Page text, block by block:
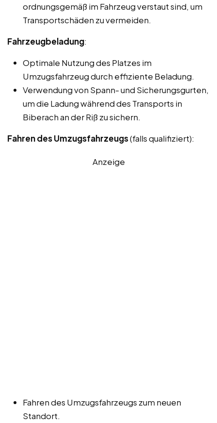
ordnungsgemäß im Fahrzeug verstaut sind, um
Transportschäden zu vermeiden.
Fahrzeugbeladung:
Optimale Nutzung des Platzes im
Umzugsfahrzeug durch effiziente Beladung.
Verwendung von Spann- und Sicherungsgurten,
um die Ladung während des Transports in
Biberach an der Riß zu sichern.
Fahren des Umzugsfahrzeugs(falls qualifiziert):
Anzeige
Fahren des Umzugsfahrzeugs zum neuen
Standort.